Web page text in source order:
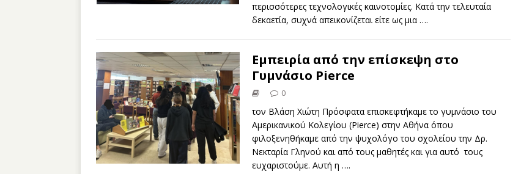
περισσότερες τεχνολογικές καινοτομίες. Κατά την τελευταία
δεκαετία, συχνά απεικονίζεται είτε ως μια ….
Εμπειρία από την επίσκεψη στο
Γυμνάσιο Pierce
0
τον Βλάση Χιώτη Πρόσφατα επισκεφτήκαμε το γυμνάσιο του
Αμερικανικού Κολεγίου (Pierce) στην Αθήνα όπου
φιλοξενηθήκαμε από την ψυχολόγο του σχολείου την Δρ.
Νεκταρία Γληνού και από τους μαθητές και για αυτό τους
ευχαριστούμε. Αυτή η ….